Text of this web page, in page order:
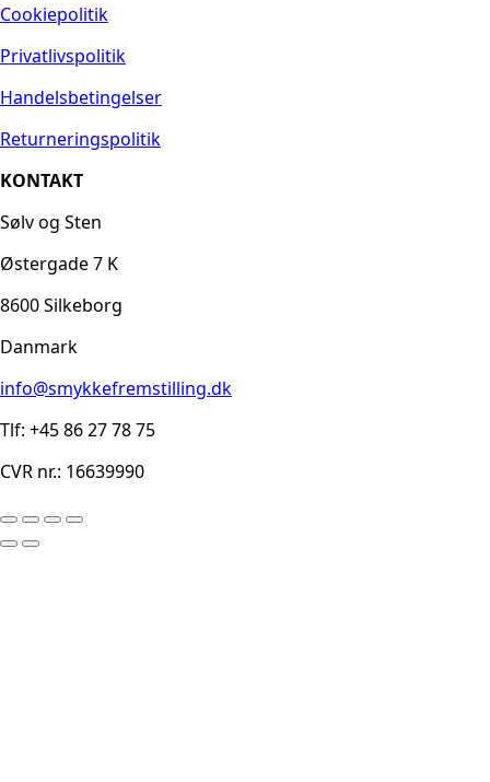
Cookiepolitik
Privatlivspolitik
Handelsbetingelser
Returneringspolitik
KONTAKT
Sølv og Sten
Østergade 7 K
8600 Silkeborg
Danmark
info@smykkefremstilling.dk
Tlf: +45 86 27 78 75
CVR nr.: 16639990